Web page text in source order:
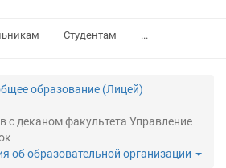
Студентам ...
образование (Лицей)
с деканом факультета Управление
об образовательной организации